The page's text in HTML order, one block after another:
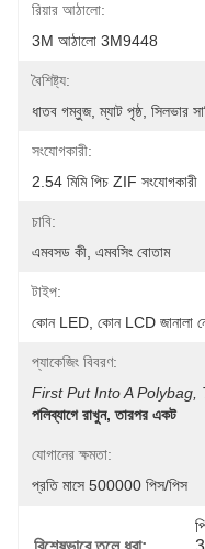
রিয়ার আঠালো:
3M আঠালো 3M9448
বৈশিষ্ট্য:
ধাতব গম্বুজ, ম্যাট পৃষ্ঠ, সিলভার
সংযোগকারী:
2.54 মিমি পিচ ZIF সংযোগকারী
চাবি:
এমবসড কী, এমবসিং বোতাম
টাইপ:
কোন LED, কোন LCD জানালা
প্যাকেজিং বিবরণ:
First Put Into A Polybag,
পলিব্যাগে রাখুন, তারপর একট
যোগানের ক্ষমতা:
প্রতি মাসে 500000 পিস/পিস